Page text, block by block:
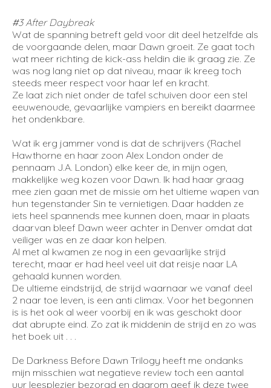
#3 After Daybreak
Wat de spanning betreft geld voor dit deel hetzelfde als
de voorgaande delen, maar Dawn groeit. Ze gaat toch
wat meer richting de kick-ass heldin die ik graag zie. Ze
was nog lang niet op dat niveau, maar ik kreeg toch
steeds meer respect voor haar lef en kracht.
Ze laat zich niet onder de tafel schuiven door een stel
eeuwenoude, gevaarlijke vampiers en bereikt daarmee
het ondenkbare.
Wat ik erg jammer vond is dat de schrijvers (Rachel
Hawthorne en haar zoon Alex London onder de
pennaam J.A. London) elke keer de, in mijn ogen,
makkelijke weg kozen voor Dawn. Ik had haar graag
mee zien gaan met de missie om het ultieme wapen van
hun tegenstander Sin te vernietigen. Daar hadden ze
iets heel spannends mee kunnen doen, maar in plaats
daarvan bleef Dawn weer achter in Denver omdat dat
veiliger was en ze daar kon helpen.
Al met al kwamen ze nog in een gevaarlijke strijd
terecht, maar er had heel veel uit dat reisje naar LA
gehaald kunnen worden.
De ultieme eindstrijd, de strijd waarnaar we vanaf deel
2 naar toe leven, is een anti climax. Voor het begonnen
is is het ook al weer voorbij en ik was geschokt door
dat abrupte eind. Zo zat ik middenin de strijd en zo was
het boek uit . . .
De Darkness Before Dawn Trilogy heeft me ondanks
mijn misschien wat negatieve review toch een aantal
uur leesplezier bezorgd en daarom geef ik deze twee